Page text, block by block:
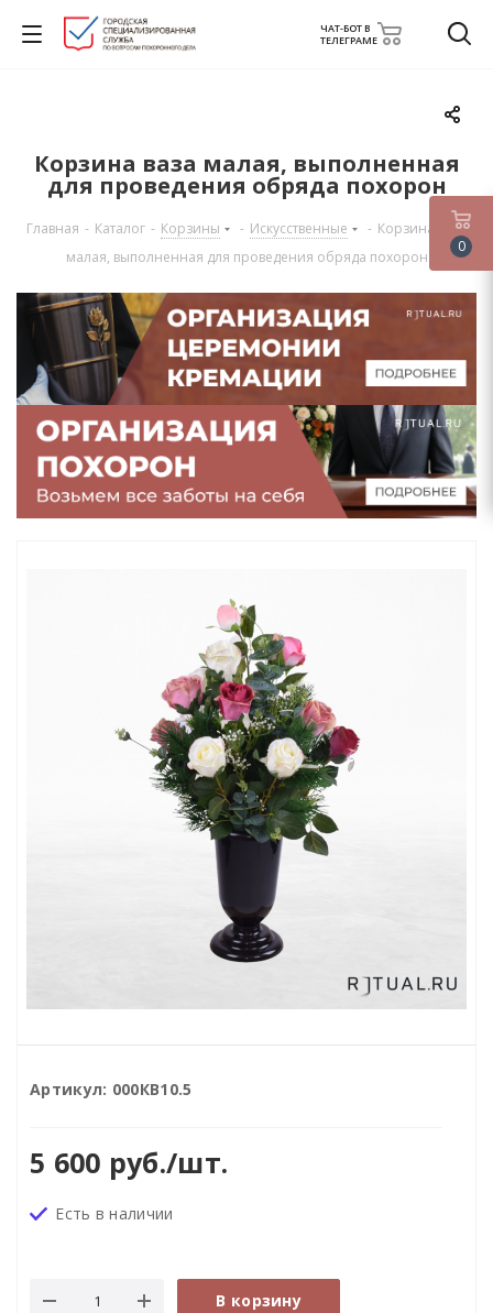
ЧАТ-БОТ В
ТЕЛЕГРАМЕ
Корзина ваза малая, выполненная
для проведения обряда похорон
Главная - Каталог - Корзины - Искусственные - Корзина ваза
малая, выполненная для проведения обряда похорон
Артикул: 000КВ10.5
5 600 руб./шт.
Есть в наличии
В корзину
0